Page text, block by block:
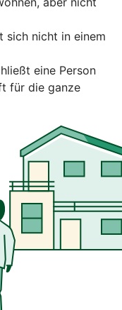
sich nicht in einem
eine Person
für die ganze